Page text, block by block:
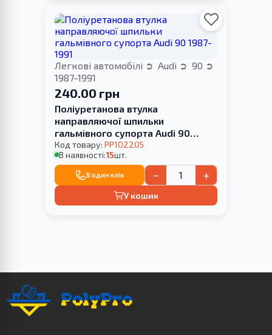
Легкові автомобілі Audi
90
1987-1991
240.00 грн
Поліуретанова втулка
направляючої шпильки
гальмівного супорта Audi 90
1987-1991
Код товару: PP102205
В наявності:15шт.
В один клік − +
У кошик